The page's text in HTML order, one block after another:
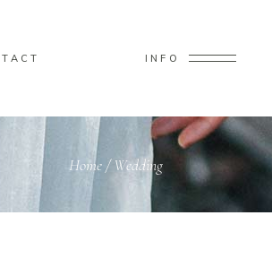
INFO
Home/Wedding